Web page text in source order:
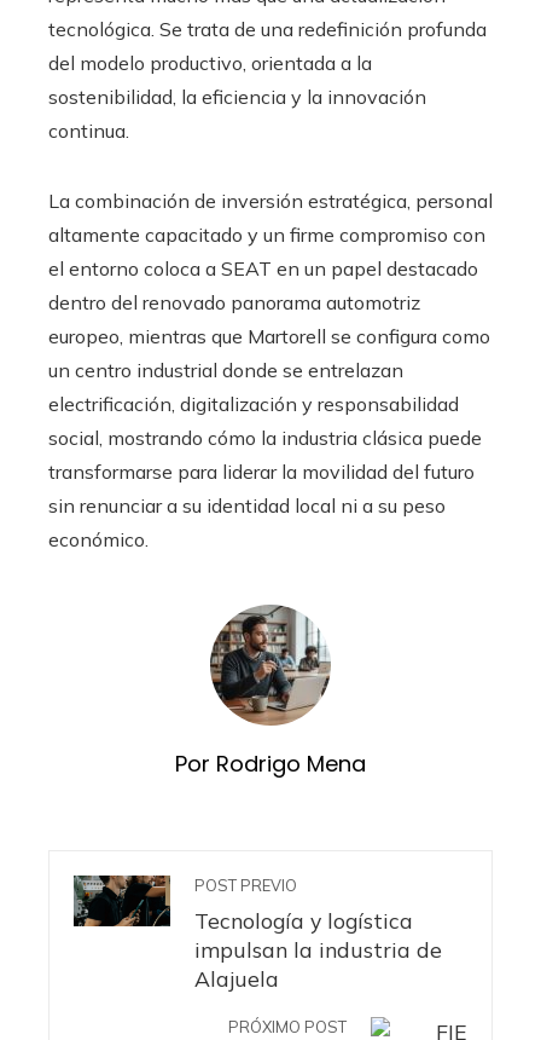
tecnológica. Se trata de una redefinición profunda
del modelo productivo, orientada a la
sostenibilidad, la eficiencia y la innovación
continua.
La combinación de inversión estratégica, personal
altamente capacitado y un firme compromiso con
el entorno coloca a SEAT en un papel destacado
dentro del renovado panorama automotriz
europeo, mientras que Martorell se configura como
un centro industrial donde se entrelazan
electrificación, digitalización y responsabilidad
social, mostrando cómo la industria clásica puede
transformarse para liderar la movilidad del futuro
sin renunciar a su identidad local ni a su peso
económico.
Por Rodrigo Mena
POST PREVIO
Tecnología y logística
impulsan la industria de
Alajuela
PRÓXIMO POST